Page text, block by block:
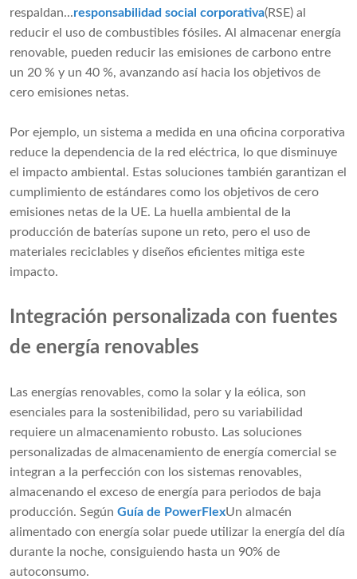
respaldan...responsabilidad social corporativa(RSE) al
reducir el uso de combustibles fósiles. Al almacenar energía
renovable, pueden reducir las emisiones de carbono entre
un 20 % y un 40 %, avanzando así hacia los objetivos de
cero emisiones netas.
Por ejemplo, un sistema a medida en una oficina corporativa
reduce la dependencia de la red eléctrica, lo que disminuye
el impacto ambiental. Estas soluciones también garantizan el
cumplimiento de estándares como los objetivos de cero
emisiones netas de la UE. La huella ambiental de la
producción de baterías supone un reto, pero el uso de
materiales reciclables y diseños eficientes mitiga este
impacto.
Integración personalizada con fuentes
de energía renovables
Las energías renovables, como la solar y la eólica, son
esenciales para la sostenibilidad, pero su variabilidad
requiere un almacenamiento robusto. Las soluciones
personalizadas de almacenamiento de energía comercial se
integran a la perfección con los sistemas renovables,
almacenando el exceso de energía para periodos de baja
producción. Según Guía de PowerFlexUn almacén
alimentado con energía solar puede utilizar la energía del día
durante la noche, consiguiendo hasta un 90% de
autoconsumo.